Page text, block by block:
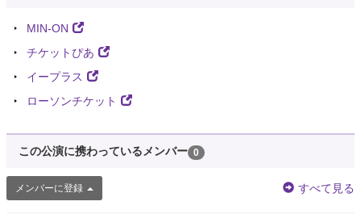
MIN-ON
チケットぴあ
イープラス
ローソンチケット
この公演に携わっているメンバー 0
メンバーに登録 すべて見る